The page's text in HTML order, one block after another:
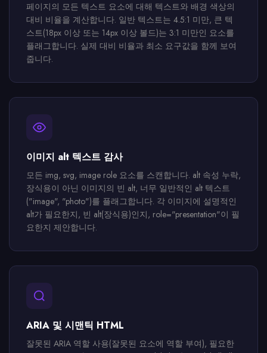
페이지의 모든 텍스트 요소에 대해 텍스트와 배경 색상의
대비 비율을 계산합니다. 일반 텍스트는 4.5:1 미만, 큰 텍
스트(18px 이상 또는 14px 이상 볼드)는 3:1 미만인 요소를
플래그합니다. 실제 대비 비율과 최소 요구값을 함께 보여
줍니다.
이미지 alt 텍스트 감사
모든 img, svg, image role 요소를 스캔합니다. alt 속성 누락,
장식용이 아닌 이미지의 빈 alt, 너무 일반적인 alt 텍스트
("image", "photo")를 플래그합니다. 각 이미지에 설명적인
alt가 필요한지, 빈 alt(장식용)인지, role="presentation"이 필
요한지 제안합니다.
ARIA 및 시맨틱 HTML
잘못된 ARIA 역할 사용(잘못된 요소에 역할 부여), 필요한